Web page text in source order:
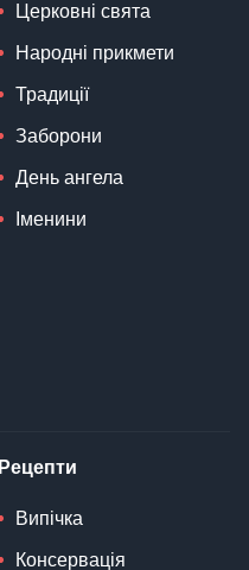
Церковні свята
Народні прикмети
Традиції
Заборони
День ангела
Іменини
Рецепти
Випічка
Консервація